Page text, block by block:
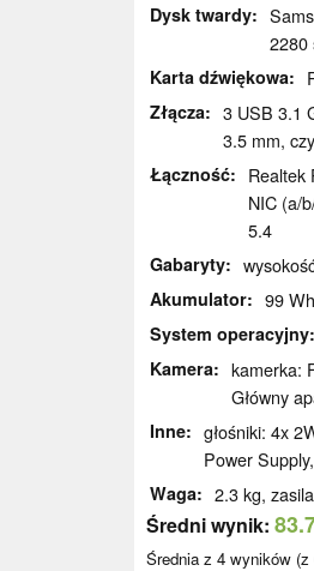
Dysk twardy
2280
Karta dźwiękowa
Złącza
3 USB 3.1
3.5 mm,
Łączność
Realtek
NIC (a/
5.4
Gabaryty
Akumulator 99
System operacyjny
Kamera
kamerka:
Główny
Inne
głośniki: 4x
Power
Waga 2.3 kg,
Średni wynik:
Średnia z 4 wyników (z